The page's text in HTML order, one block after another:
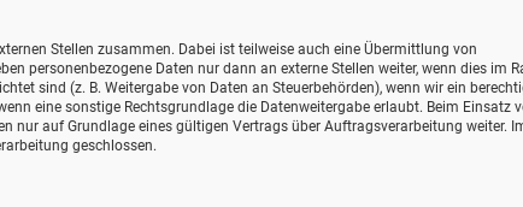
Stellen zusammen. Dabei ist teilweise auch eine Übermittlung von
personenbezogene Daten nur dann an externe Stellen weiter, wenn dies im
sind (z. B. Weitergabe von Daten an Steuerbehörden), wenn wir ein
eine sonstige Rechtsgrundlage die Datenweitergabe erlaubt. Beim Einsatz
nur auf Grundlage eines gültigen Vertrags über Auftragsverarbeitung weiter.
geschlossen.